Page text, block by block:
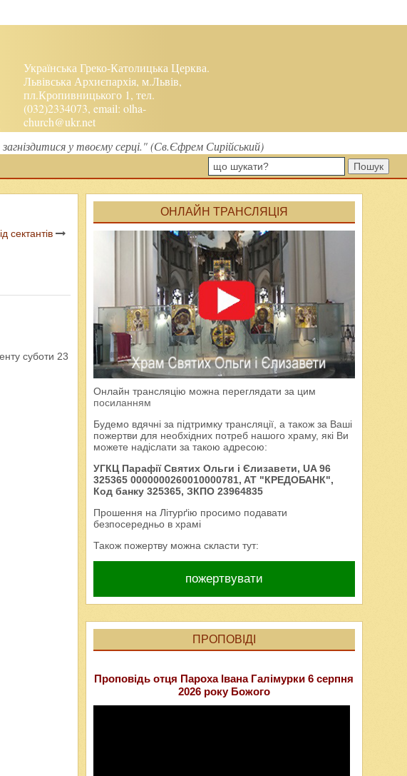
Українська Греко-Католицька Церква.
Львівська Архиєпархія, м.Львів,
пл.Кропивницького 1, тел.
(032)2334073, email:olha-
church@ukr.net
у твоєму серці." (Св.Єфрем Сирійський)
Пошук
сектантів
суботи 23
ОНЛАЙН ТРАНСЛЯЦІЯ
Онлайн трансляцію можна переглядати за цим
посиланням
Будемо вдячні за підтримку трансляції, а також за Ваші
пожертви для необхідних потреб нашого храму, які Ви
можете надіслати за такою адресою:
УГКЦ Парафії Святих Ольги і Єлизавети, UA 96
325365 0000000260010000781, AT "КРЕДОБАНК",
Код банку 325365, ЗКПО 23964835
Прошення на Літурґію просимо подавати
безпосередньо в храмі
Також пожертву можна скласти тут:
пожертвувати
ПРОПОВІДІ
Проповідь отця Пароха Івана Галімурки 6 серпня
2026 року Божого